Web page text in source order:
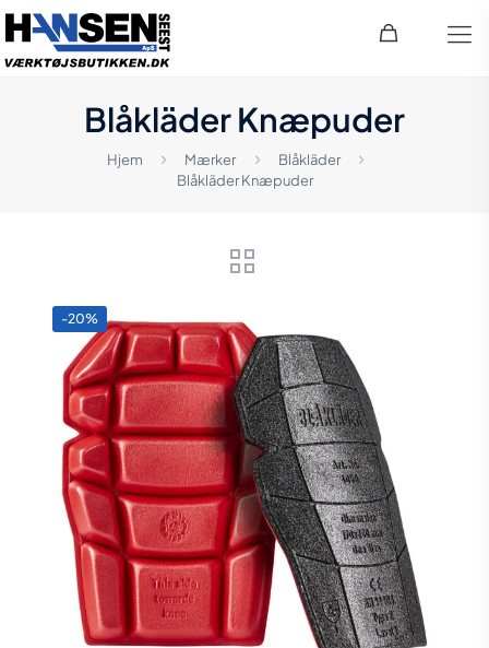
Blåkläder Knæpuder
Hjem Mærker
Blåkläder
Blåkläder Knæpuder
-20%